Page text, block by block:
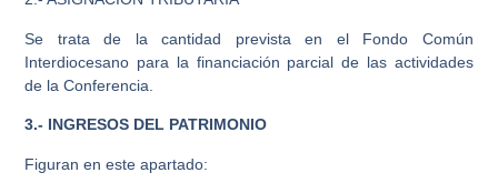
Se trata de la cantidad prevista en el Fondo Común
Interdiocesano para la financiación parcial de las actividades
de la Conferencia.
3.- INGRESOS DEL PATRIMONIO
Figuran en este apartado: